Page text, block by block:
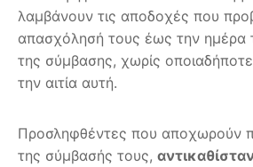
λαμβάνουν τις αποδοχές που
απασχόλησή τους έως την ημέρα
της σύμβασης, χωρίς
την αιτία αυτή.
Προσληφθέντες που αποχωρούν
της σύμβασής τους,